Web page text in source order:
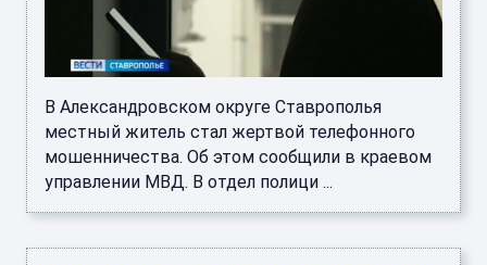
В Александровском округе Ставрополья
местный житель стал жертвой телефонного
мошенничества. Об этом сообщили в краевом
управлении МВД. В отдел полици ...